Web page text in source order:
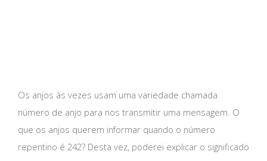
Os anjos às vezes usam uma variedade chamada
número de anjo para nos transmitir uma mensagem. O
que os anjos querem informar quando o número
repentino é 242? Desta vez, poderei explicar o significado